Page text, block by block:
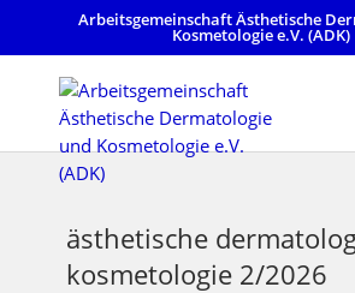
Arbeitsgemeinschaft Ästhetische
Kosmetologie e.V. (ADK)
ästhetische
kosmetologie 2/2026